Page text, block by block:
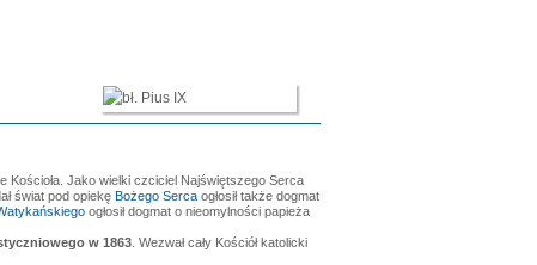
Jako wielki czciciel Najświętszego Serca
świat pod opiekę Bożego Sercaogłosił także dogmat
ogłosił dogmat o nieomylności papieża
w 1863. Wezwał cały Kościół katolicki